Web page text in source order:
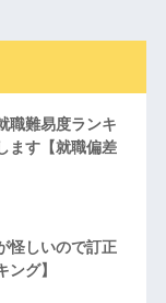
職難易度ランキ
ます【就職偏差
怪しいので訂正
グ】